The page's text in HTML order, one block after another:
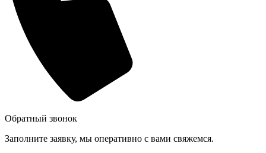
Обратный звонок
Заполните заявку, мы оперативно с вами свяжемся.